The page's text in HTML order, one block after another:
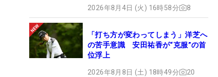
2026年8月4日 (火) 16時58分 8
「打ち方が変わってしまう」洋芝へ
の苦手意識 安田祐香が“克服”の首
位浮上
2026年8月8日 (土) 18時49分 20